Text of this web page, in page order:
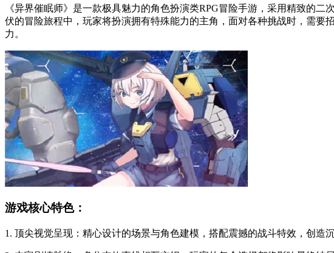
《异界催眠师》是一款极具魅力的角色扮演类RPG冒险手游，采用精致的
伏的冒险旅程中，玩家将扮演拥有特殊能力的主角，面对各种挑战时，需
力。
游戏核心特色：
1. 顶尖视觉呈现：精心设计的场景与角色建模，搭配震撼的战斗特效，创造